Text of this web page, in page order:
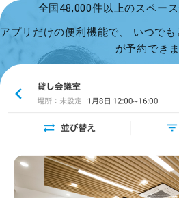
全国48,000件以上のスペー
アプリだけの便利機能で、 いつで
が予約でき